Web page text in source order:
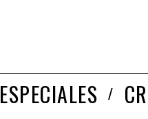
ESPECIALES